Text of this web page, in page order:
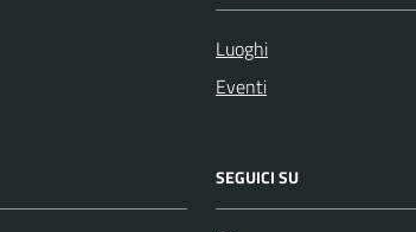
Luoghi
Eventi
SEGUICI SU